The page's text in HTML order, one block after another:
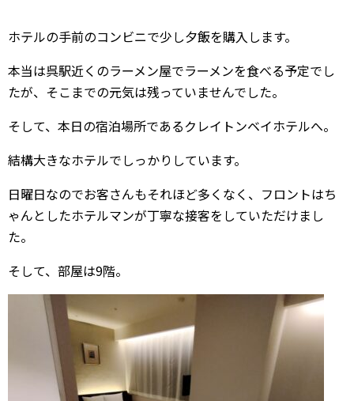
ホテルの手前のコンビニで少し夕飯を購入します。
本当は呉駅近くのラーメン屋でラーメンを食べる予定でし
たが、そこまでの元気は残っていませんでした。
そして、本日の宿泊場所であるクレイトンベイホテルへ。
結構大きなホテルでしっかりしています。
日曜日なのでお客さんもそれほど多くなく、フロントはち
ゃんとしたホテルマンが丁寧な接客をしていただけまし
た。
そして、部屋は9階。